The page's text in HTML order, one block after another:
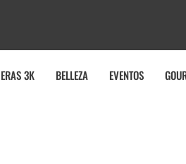
3K BELLEZA EVENTOS